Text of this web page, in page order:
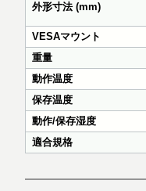
外形寸法 (mm)
VESAマウント
重量
動作温度
保存温度
動作/保存湿度
適合規格